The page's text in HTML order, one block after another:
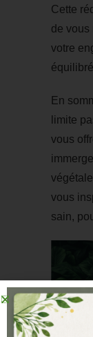
Cette
de vous
votre
En
limite
vous
vous
sain,